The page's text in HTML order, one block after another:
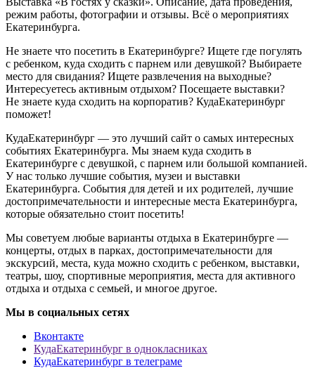
режим работы, фотографии и отзывы. Всё о мероприятиях
Екатеринбурга.
Не знаете что посетить в Екатеринбурге? Ищете где погулять
с ребенком, куда сходить с парнем или девушкой? Выбираете
место для свидания? Ищете развлечения на выходные?
Интересуетесь активным отдыхом? Посещаете выставки?
Не знаете куда сходить на корпоратив? КудаЕкатеринбург
поможет!
КудаЕкатеринбург — это лучший сайт о самых интересных
событиях Екатеринбурга. Мы знаем куда сходить в
Екатеринбурге с девушкой, с парнем или большой компанией.
У нас только лучшие события, музеи и выставки
Екатеринбурга. События для детей и их родителей, лучшие
достопримечательности и интересные места Екатеринбурга,
которые обязательно стоит посетить!
Мы советуем любые варианты отдыха в Екатеринбурге —
концерты, отдых в парках, достопримечательности для
экскурсий, места, куда можно сходить с ребенком, выставки,
театры, шоу, спортивные мероприятия, места для активного
отдыха и отдыха с семьей, и многое другое.
Мы в социальных сетях
Вконтакте
КудаЕкатеринбург в однокласниках
КудаЕкатеринбург в телеграме